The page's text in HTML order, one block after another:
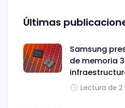
Últimas
Samsung
de memoria
Lectura de